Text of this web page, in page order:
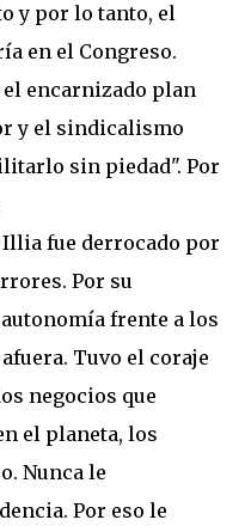
y por lo tanto, el
en el Congreso.
encarnizado plan
y el sindicalismo
sin piedad". Por
Illia fue derrocado por
Por su
frente a los
Tuvo el coraje
negocios que
el planeta, los
Nunca le
Por eso le